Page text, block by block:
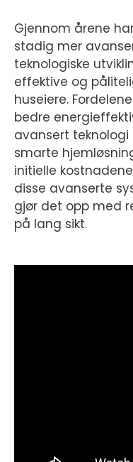
Gjennom årene
stadig mer
teknologiske
effektive og
huseiere.
bedre
avansert
smarte
initielle
disse avanserte
gjør det opp med
på lang sikt.